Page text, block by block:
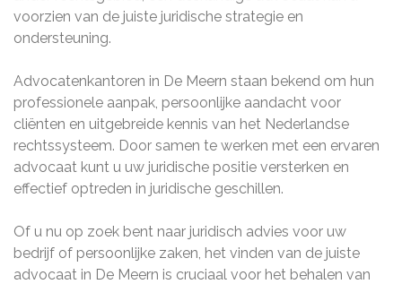
voorzien van de juiste juridische strategie en
ondersteuning.
Advocatenkantoren in De Meern staan bekend om hun
professionele aanpak, persoonlijke aandacht voor
cliënten en uitgebreide kennis van het Nederlandse
rechtssysteem. Door samen te werken met een ervaren
advocaat kunt u uw juridische positie versterken en
effectief optreden in juridische geschillen.
Of u nu op zoek bent naar juridisch advies voor uw
bedrijf of persoonlijke zaken, het vinden van de juiste
advocaat in De Meern is cruciaal voor het behalen van